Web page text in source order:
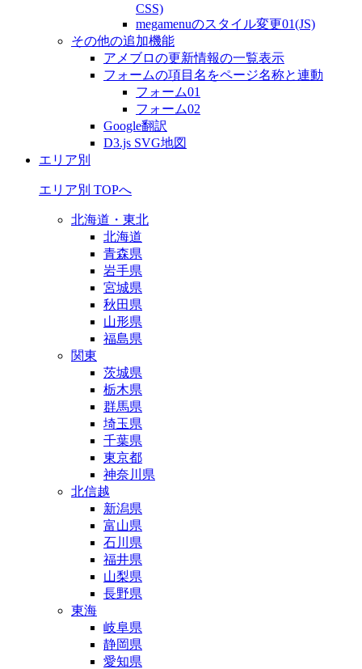
CSS)
megamenuのスタイル変更01(JS)
その他の追加機能
アメブロの更新情報の一覧表示
フォームの項目名をページ名称と連動
フォーム01
フォーム02
Google翻訳
D3.js SVG地図
エリア別
エリア別 TOPへ
北海道・東北
北海道
青森県
岩手県
宮城県
秋田県
山形県
福島県
関東
茨城県
栃木県
群馬県
埼玉県
千葉県
東京都
神奈川県
北信越
新潟県
富山県
石川県
福井県
山梨県
長野県
東海
岐阜県
静岡県
愛知県